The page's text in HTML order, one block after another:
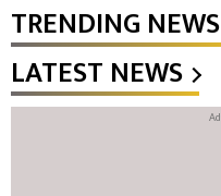
TRENDING NEWS
LATEST NEWS